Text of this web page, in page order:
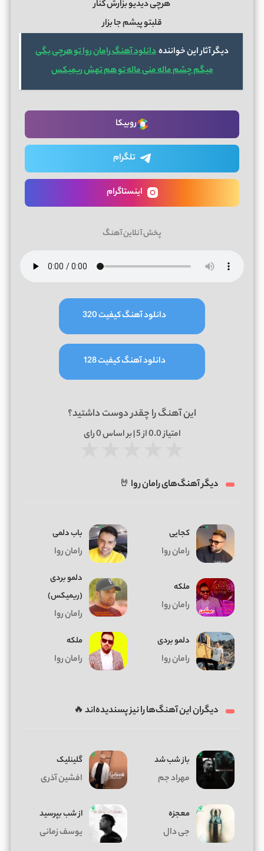
هرچی دیدیو بزارش کنار
قلبتو پیشم جا بزار
دیگر آثار این خوانندهدانلود آهنگ رامان روا تو هرچی بگی
میگم چشم ماله منی ماله تو هم تهش ریمیکس
روبیکا
تلگرام
اینستاگرام
پخش آنلاین آهنگ
دانلود آهنگ کیفیت 320
دانلود آهنگ کیفیت 128
این آهنگ را چقدر دوست داشتید؟
امتیاز0.0از 5 | بر اساس 0رای
دیگر آهنگ‌های رامان روا 🤘
کجایی
رامان روا
باب دلمی
رامان روا
ملکه
رامان روا
دلمو بردی
(ریمیکس)
رامان روا
دلمو بردی
رامان روا
ملکه
رامان روا
دیگران این آهنگ‌ها را نیز پسندیده‌اند 🔥
باز شب شد
مهراد جم
گلینلیک
افشین آذری
معجزه
جی دال
از شب بپرسید
یوسف زمانی